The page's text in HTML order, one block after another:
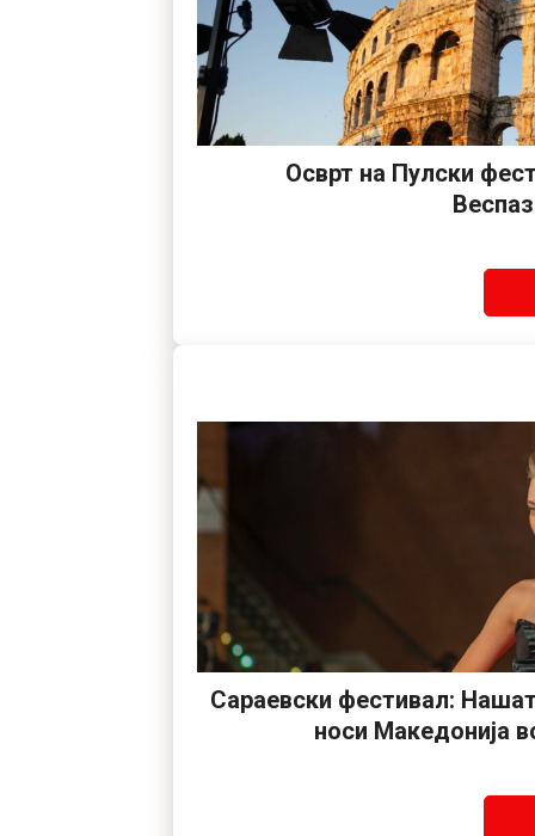
Осврт на Пулски
Сараевски фестивал:
носи Македонија